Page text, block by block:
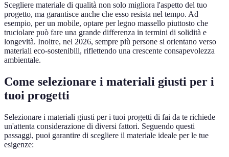
Scegliere materiale di qualità non solo migliora l'aspetto del tuo
progetto, ma garantisce anche che esso resista nel tempo. Ad
esempio, per un mobile, optare per legno massello piuttosto che
truciolare può fare una grande differenza in termini di solidità e
longevità. Inoltre, nel 2026, sempre più persone si orientano verso
materiali eco-sostenibili, riflettendo una crescente consapevolezza
ambientale.
Come selezionare i materiali giusti per i
tuoi progetti
Selezionare i materiali giusti per i tuoi progetti di fai da te richiede
un'attenta considerazione di diversi fattori. Seguendo questi
passaggi, puoi garantire di scegliere il materiale ideale per le tue
esigenze: